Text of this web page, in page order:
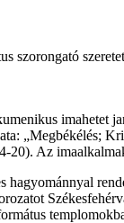
szorongató
imahetet
„Megbékélés;
20). Az
hagyománnyal